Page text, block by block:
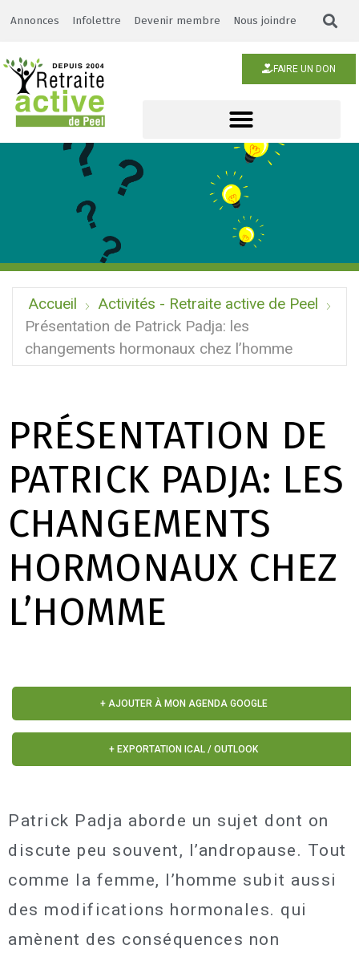
Annonces Infolettre Devenir membre Nous joindre
FAIRE UN DON
Accueil
Activités - Retraite active de Peel
Présentation de Patrick Padja: les
changements hormonaux chez l’homme
PRÉSENTATION DE
PATRICK PADJA: LES
CHANGEMENTS
HORMONAUX CHEZ
L’HOMME
+ AJOUTER À MON AGENDA GOOGLE
+ EXPORTATION ICAL / OUTLOOK
Patrick Padja aborde un sujet dont on
discute peu souvent, l’andropause. Tout
comme la femme, l’homme subit aussi
des modifications hormonales. qui
amènent des conséquences non